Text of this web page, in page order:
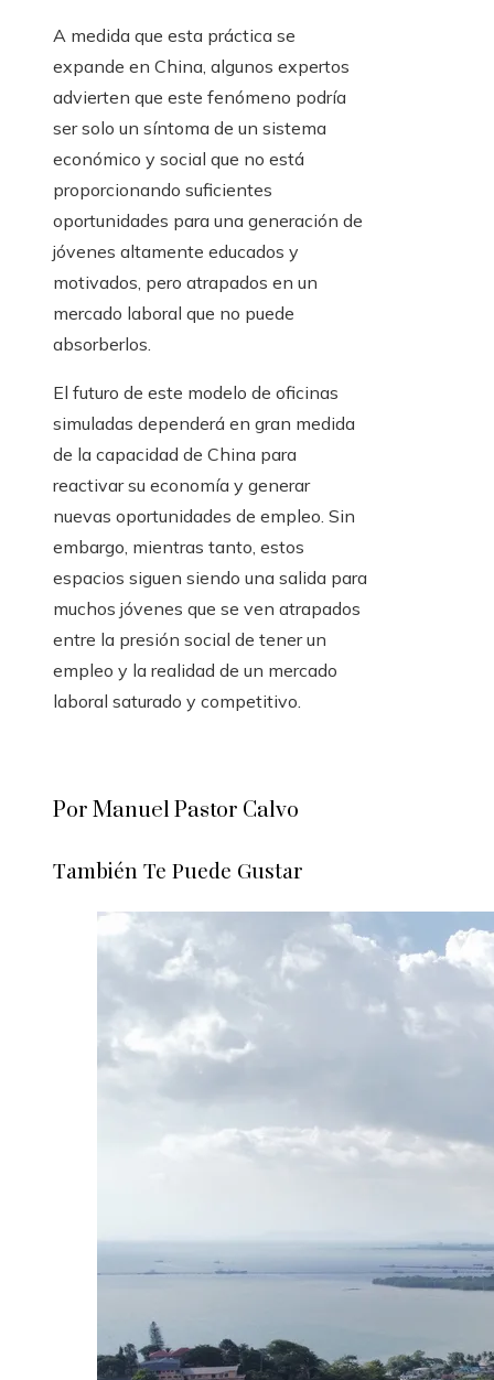
A medida que esta práctica se
expande en China, algunos expertos
advierten que este fenómeno podría
ser solo un síntoma de un sistema
económico y social que no está
proporcionando suficientes
oportunidades para una generación de
jóvenes altamente educados y
motivados, pero atrapados en un
mercado laboral que no puede
absorberlos.
El futuro de este modelo de oficinas
simuladas dependerá en gran medida
de la capacidad de China para
reactivar su economía y generar
nuevas oportunidades de empleo. Sin
embargo, mientras tanto, estos
espacios siguen siendo una salida para
muchos jóvenes que se ven atrapados
entre la presión social de tener un
empleo y la realidad de un mercado
laboral saturado y competitivo.
Por Manuel Pastor Calvo
También Te Puede Gustar